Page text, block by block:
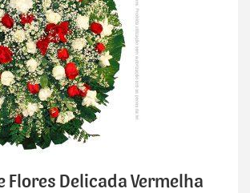
Flores Delicada Vermelha